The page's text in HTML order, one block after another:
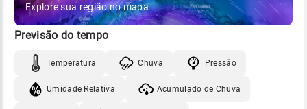
Explore sua região no mapa
Previsão do tempo
Temperatura Chuva Pressão
Umidade Relativa Acumulado de Chuva